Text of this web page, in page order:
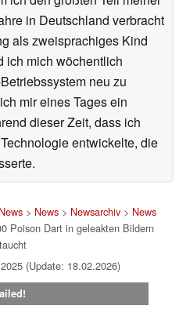
in Deutschland verbracht
als zweisprachiges Kind
ich mich wöchentlich
neu zu
mir eines Tages ein
dieser Zeit, dass ich
entwickelte, die
> News> Newsarchiv> News
Poison Dart in geleakten Bildern
(Update: 18.02.2026)